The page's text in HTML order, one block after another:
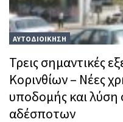
ΑΥΤΟΔΙΟΙΚΗΣΗ
Τρεις σημαντικές
Κορινθίων – Νέες
υποδομής και
αδέσποτων